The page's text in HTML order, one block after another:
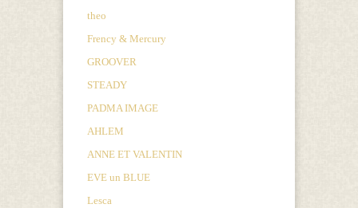
theo
Frency & Mercury
GROOVER
STEADY
PADMA IMAGE
AHLEM
ANNE ET VALENTIN
EVE un BLUE
Lesca